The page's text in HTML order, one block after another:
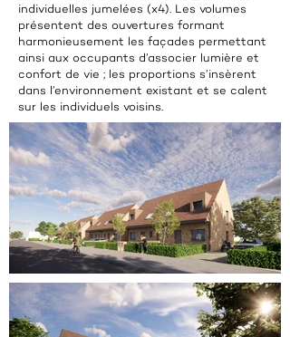
individuelles jumelées (x4). Les volumes
présentent des ouvertures formant
harmonieusement les façades permettant
ainsi aux occupants d’associer lumière et
confort de vie ; les proportions s’insèrent
dans l’environnement existant et se calent
sur les individuels voisins.